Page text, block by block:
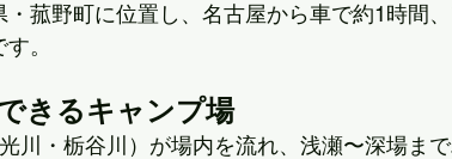
・菰野町に位置し、名古屋から車で約1時間
。
きるキャンプ場
光川・栃谷川）が場内を流れ、浅瀬〜深場ま